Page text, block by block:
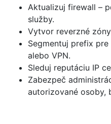
Aktualizuj firewall –
služby.
Vytvor reverzné zóny
Segmentuj prefix pre
alebo VPN.
Sleduj reputáciu IP
Zabezpeč
autorizované osoby,